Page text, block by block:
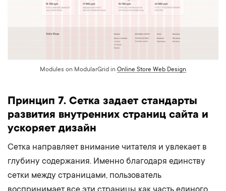
Modules on ModularGrid in Online Store Web Design
Принцип 7. Сетка задает стандарты
развития внутренних страниц сайта и
ускоряет дизайн
Сетка направляет внимание читателя и увлекает в
глубину содержания. Именно благодаря единству
сетки между страницами, пользователь